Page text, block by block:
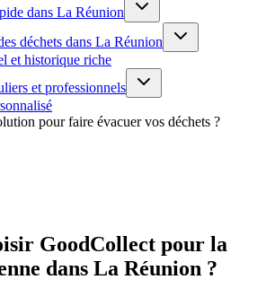
dans La Réunion
déchets dans La Réunion
et historique riche
et professionnels
pour faire évacuer vos déchets ?
GoodCollect pour la
dans La Réunion ?